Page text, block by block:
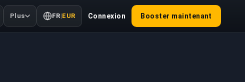
Plus FR|EUR Connexion Booster maintenant